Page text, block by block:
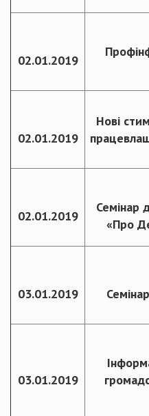
02.01.2019
02.01.2019
Нові
02.01.2019
Семінар
«Про
03.01.2019
03.01.2019